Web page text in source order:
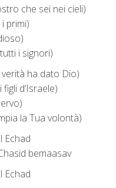
che sei nei cieli)
primi)
i signori)
ha dato Dio)
d’Israele)
la Tua volontà)
Echad
bemaasav
Echad